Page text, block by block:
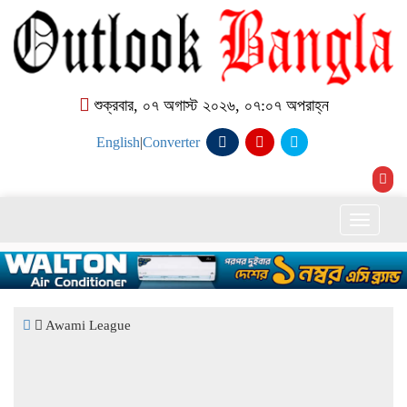
শুক্রবার, ০৭ অগাস্ট ২০২৬, ০৭:০৭ অপরাহ্ন
English|Converter
Awami League